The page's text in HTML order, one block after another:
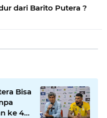
dari Barito Putera ?
Bisa
ke 4